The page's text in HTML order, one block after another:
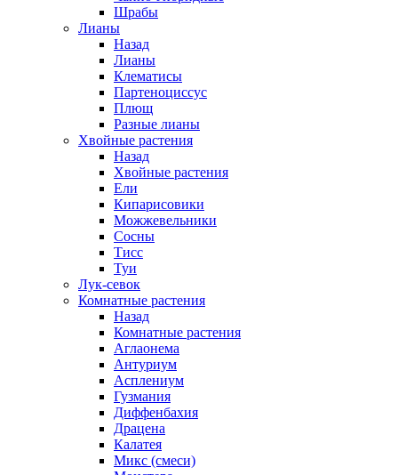
Шрабы
Лианы
Назад
Лианы
Клематисы
Партеноциссус
Плющ
Разные лианы
Хвойные растения
Назад
Хвойные растения
Ели
Кипарисовики
Можжевельники
Сосны
Тисс
Туи
Лук-севок
Комнатные растения
Назад
Комнатные растения
Аглаонема
Антуриум
Асплениум
Гузмания
Диффенбахия
Драцена
Калатея
Микс (смеси)